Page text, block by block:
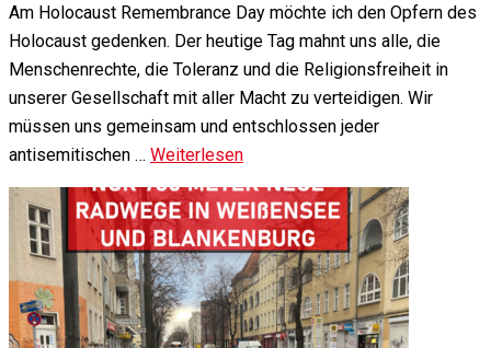
Am Holocaust Remembrance Day möchte ich den Opfern des
Holocaust gedenken. Der heutige Tag mahnt uns alle, die
Menschenrechte, die Toleranz und die Religionsfreiheit in
unserer Gesellschaft mit aller Macht zu verteidigen. Wir
müssen uns gemeinsam und entschlossen jeder
antisemitischen … Weiterlesen